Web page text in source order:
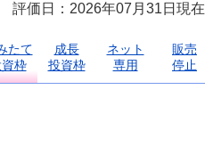
評価日：2026年07月31日現在
たて
枠
成長
投資枠
ネット
専用
販売
停止